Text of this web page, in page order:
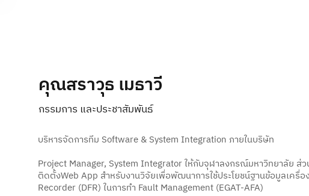
คุณสราวุธ เมธาวี
กรรมการ และประชาสัมพันธ์
บริหารจัดการทีม Software & System Integration ภายในบริษัท
Project Manager, System Integrator ให้กับจุฬาลงกรณ์มหาวิทยาลัย ส่
ติดตั้งWeb App สำหรับงานวิจัยเพื่อพัฒนาการใช้ประโยชน์ฐานข้อมูลเครื่อ
Recorder (DFR) ในการทำ Fault Management (EGAT-AFA)